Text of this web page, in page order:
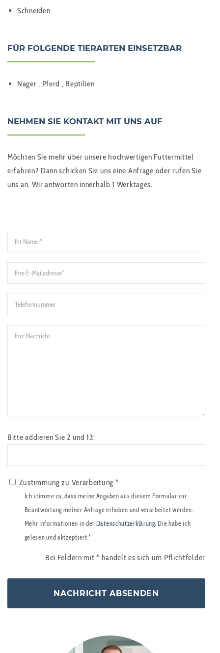
Schneiden
FÜR FOLGENDE TIERARTEN EINSETZBAR
Nager , Pferd , Reptilien
NEHMEN SIE KONTAKT MIT UNS AUF
Möchten Sie mehr über unsere hochwertigen Futtermittel
erfahren? Dann schicken Sie uns eine Anfrage oder rufen Sie
uns an. Wir antworten innerhalb 1 Werktages.
Bitte addieren Sie 2 und 13:
Zustimmung zu Verarbeitung *
Ich stimme zu, dass meine Angaben aus diesem Formular zur
Beantwortung meiner Anfrage erhoben und verarbeitet werden.
Mehr Informationen in der Datenschutzerklärung. Die habe ich
gelesen und aktzeptiert.*
Bei Feldern mit* handelt es sich um Pflichtfelder